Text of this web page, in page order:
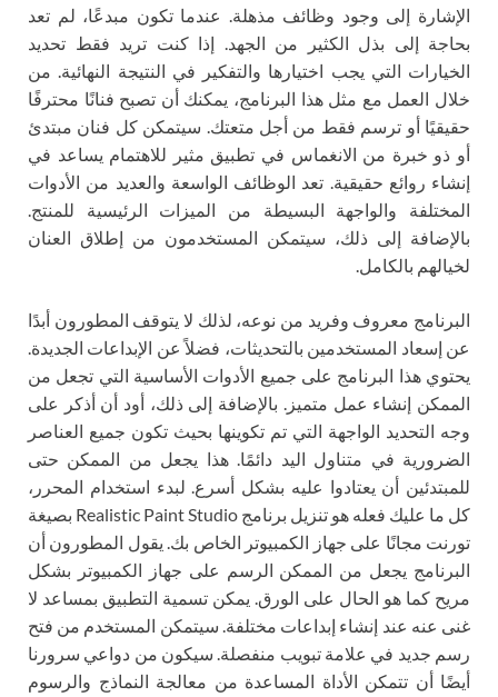
الإشارة إلى وجود وظائف مذهلة. عندما تكون مبدعًا، لم تعد
بحاجة إلى بذل الكثير من الجهد. إذا كنت تريد فقط تحديد
الخيارات التي يجب اختيارها والتفكير في النتيجة النهائية. من
خلال العمل مع مثل هذا البرنامج، يمكنك أن تصبح فنانًا محترفًا
حقيقيًا أو ترسم فقط من أجل متعتك. سيتمكن كل فنان مبتدئ
أو ذو خبرة من الانغماس في تطبيق مثير للاهتمام يساعد في
إنشاء روائع حقيقية. تعد الوظائف الواسعة والعديد من الأدوات
المختلفة والواجهة البسيطة من الميزات الرئيسية للمنتج.
بالإضافة إلى ذلك، سيتمكن المستخدمون من إطلاق العنان
لخيالهم بالكامل.
البرنامج معروف وفريد ​​من نوعه، لذلك لا يتوقف المطورون أبدًا
عن إسعاد المستخدمين بالتحديثات، فضلاً عن الإبداعات الجديدة.
يحتوي هذا البرنامج على جميع الأدوات الأساسية التي تجعل من
الممكن إنشاء عمل متميز. بالإضافة إلى ذلك، أود أن أذكر على
وجه التحديد الواجهة التي تم تكوينها بحيث تكون جميع العناصر
الضرورية في متناول اليد دائمًا. هذا يجعل من الممكن حتى
للمبتدئين أن يعتادوا عليه بشكل أسرع. لبدء استخدام المحرر،
كل ما عليك فعله هو تنزيل برنامج Realistic Paint Studio بصيغة
تورنت مجانًا على جهاز الكمبيوتر الخاص بك. يقول المطورون أن
البرنامج يجعل من الممكن الرسم على جهاز الكمبيوتر بشكل
مريح كما هو الحال على الورق. يمكن تسمية التطبيق بمساعد لا
غنى عنه عند إنشاء إبداعات مختلفة. سيتمكن المستخدم من فتح
رسم جديد في علامة تبويب منفصلة. سيكون من دواعي سرورنا
أيضًا أن تتمكن الأداة المساعدة من معالجة النماذج والرسوم